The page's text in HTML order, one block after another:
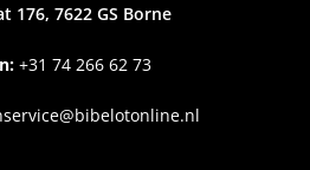
176, 7622 GS Borne
+31 74 266 62 73